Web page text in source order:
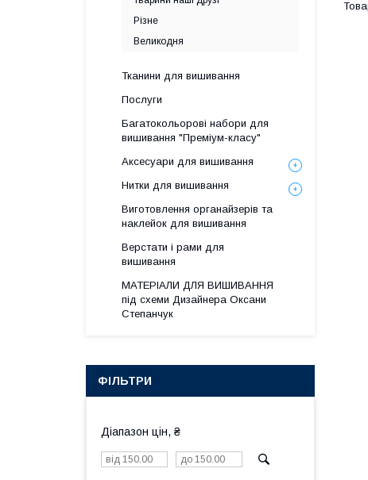
Різне
Великодня
Тканини для вишивання
Послуги
Багатокольорові набори для
вишивання "Преміум-класу"
Аксесуари для вишивання
Нитки для вишивання
Виготовлення органайзерів та
наклейок для вишивання
Верстати і рами для
вишивання
МАТЕРІАЛИ ДЛЯ ВИШИВАННЯ
під схеми Дизайнера Оксани
Степанчук
ФІЛЬТРИ
Діапазон цін, ₴